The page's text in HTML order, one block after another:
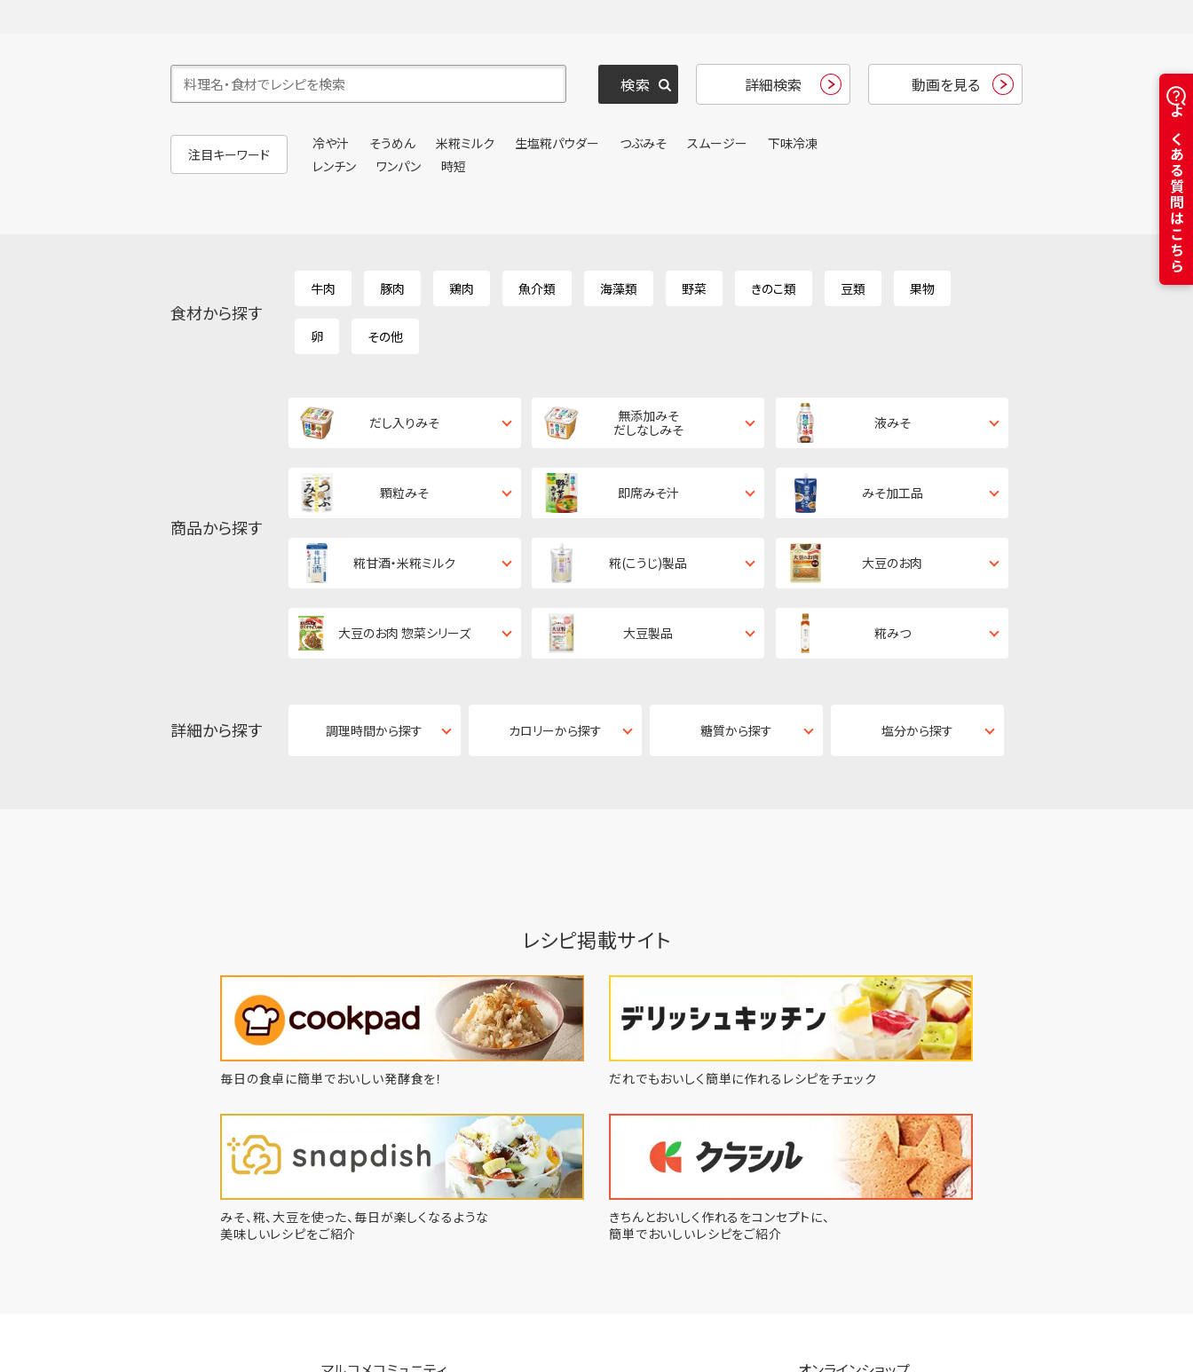
詳細検索 動画を見る
注目キーワード
冷や汁 そうめん 米糀ミルク 生塩糀パウダー つぶみそ スムージー
下味冷凍
レンチン
ワンパン 時短
食材から探す
牛肉 豚肉 鶏肉 魚介類 海藻類 野菜 きのこ類 豆類 果物
卵 その他
商品から探す
だし入りみそ
無添加みそ
だしなしみそ
液みそ
顆粒みそ 即席みそ汁 みそ加工品
糀甘酒・米糀ミルク 糀(こうじ)製品 大豆のお肉
大豆のお肉 惣菜シリーズ 大豆製品 糀みつ
詳細から探す 調理時間から探す カロリーから探す 糖質から探す 塩分から探す
レシピ掲載サイト
毎日の食卓に簡単でおいしい発酵食を！ だれでもおいしく簡単に作れるレシピをチェック
みそ、糀、大豆を使った、毎日が楽しくなるような
美味しいレシピをご紹介
きちんとおいしく作れるをコンセプトに、
簡単でおいしいレシピをご紹介
よくある質問はこちら